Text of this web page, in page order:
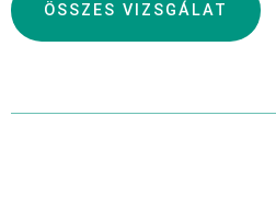
ÖSSZES VIZSGÁLAT